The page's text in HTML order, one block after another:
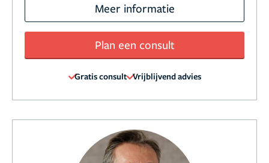
Meer informatie
Plan een consult
Gratis consult Vrijblijvend advies